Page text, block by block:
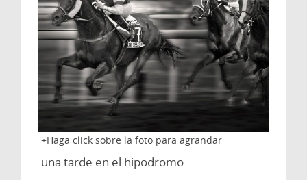
Haga click sobre la foto para agrandar
una tarde en el hipodromo